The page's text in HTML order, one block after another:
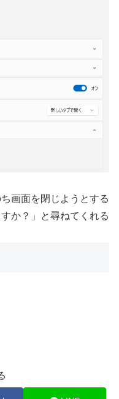
画面を閉じようとする
か？」と尋ねてくれる